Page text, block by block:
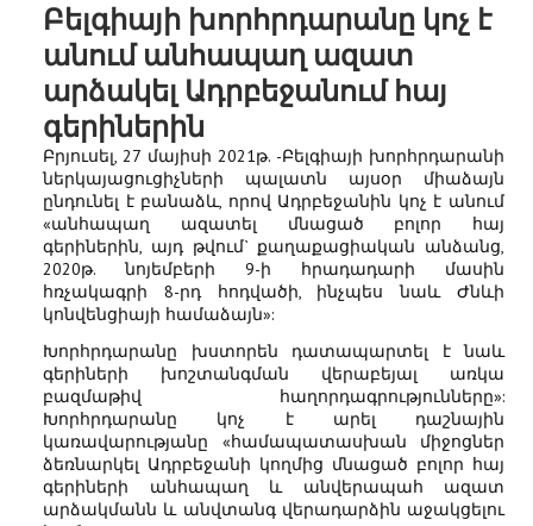
Բելգիայի խորհրդարանը կոչ է
անում անհապաղ ազատ
արձակել Ադրբեջանում հայ
գերիներին
Բրյուսել, 27 մայիսի 2021թ. -Բելգիայի խորհրդարանի
ներկայացուցիչների պալատն այսօր միաձայն
ընդունել է բանաձև, որով Ադրբեջանին կոչ է անում
«անհապաղ ազատել մնացած բոլոր հայ
գերիներին, այդ թվում` քաղաքացիական անձանց,
2020թ. նոյեմբերի 9-ի հրադադարի մասին
հռչակագրի 8-րդ հոդվածի, ինչպես նաև Ժնևի
կոնվենցիայի համաձայն»:
Խորհրդարանը խստորեն դատապարտել է նաև
գերիների խոշտանգման վերաբեյալ առկա
բազմաթիվ հաղորդագրությունները»:
Խորհրդարանը կոչ է արել դաշնային
կառավարությանը «համապատասխան միջոցներ
ձեռնարկել Ադրբեջանի կողմից մնացած բոլոր հայ
գերիների անհապաղ և անվերապահ ազատ
արձակմանն և անվտանգ վերադարձին աջակցելու